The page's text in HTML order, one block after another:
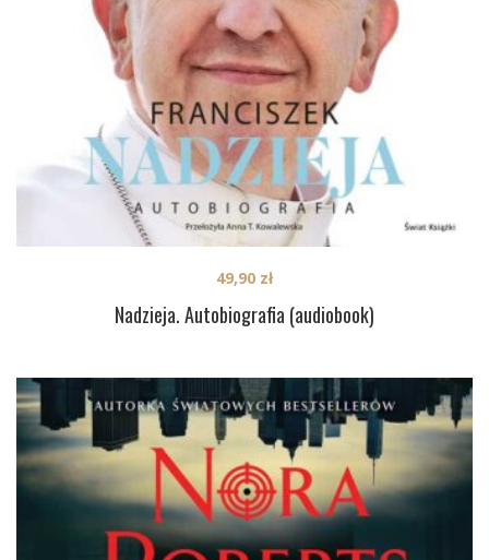
Nadzieja. Autobiografia (audiobook)
49,90 zł